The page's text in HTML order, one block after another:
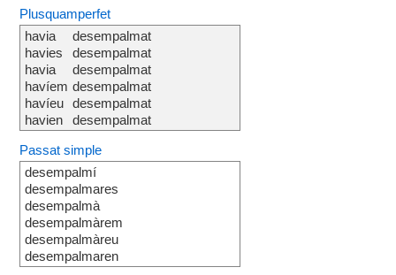
Plusquamperfet
havia
havies
havia
havíem
havíeu
havien
desempalmat
desempalmat
desempalmat
desempalmat
desempalmat
desempalmat
Passat simple
desempalmí
desempalmares
desempalmà
desempalmàrem
desempalmàreu
desempalmaren